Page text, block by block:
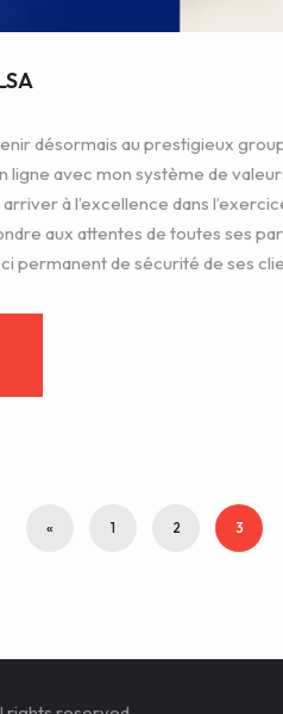
désormais au prestigieux
ligne avec mon système de
à l’excellence dans
aux attentes de toutes ses
permanent de sécurité de ses
« 1 2 3